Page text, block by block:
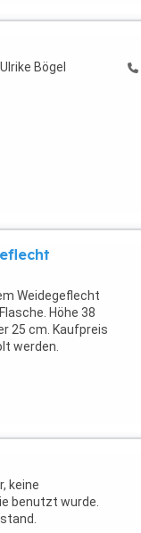
Bögel
Weidegeflecht
Höhe 38
25 cm. Kaufpreis
werden.
keine
benutzt wurde.